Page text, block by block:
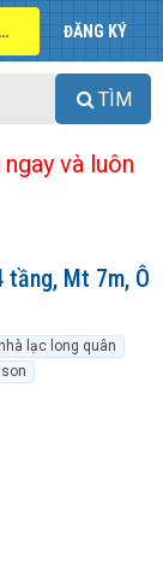
ĐĂNG NHẬP ĐĂNG KÝ
TÌM
và luôn
tầng, Mt 7m, Ô
lạc long quân